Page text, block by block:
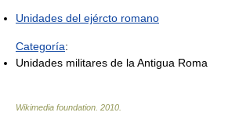
Unidades del ejércto romano
Categoría:
Unidades militares de la Antigua Roma
Wikimedia foundation 2010